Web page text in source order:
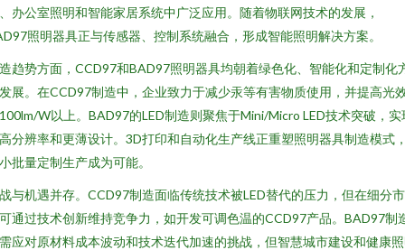
办公室照明和智能家居系统中广泛应用。随着物联网技术的发展，
照明器具正与传感器、控制系统融合，形成智能照明解决方案。
趋势方面，CCD97和BAD97照明器具均朝着绿色化、智能化和定制化
展。在CCD97制造中，企业致力于减少汞等有害物质使用，并提高光
W以上。BAD97的LED制造则聚焦于Mini/Micro LED技术突破，实
分辨率和更薄设计。3D打印和自动化生产线正重塑照明器具制造模式
批量定制生产成为可能。
与机遇并存。CCD97制造面临传统技术被LED替代的压力，但在细分
通过技术创新维持竞争力，如开发可调色温的CCD97产品。BAD97制
应对原材料成本波动和技术迭代加速的挑战，但智慧城市建设和健康